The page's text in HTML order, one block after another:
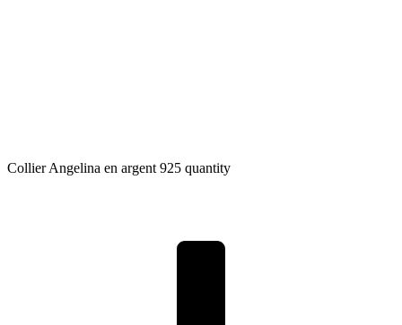
Collier Angelina en argent 925 quantity